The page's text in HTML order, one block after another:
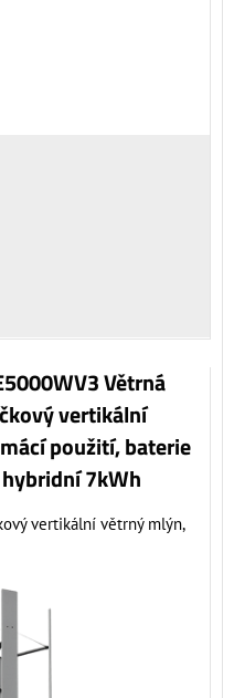
Větrná
vertikální
použití, baterie
7kWh
vertikální větrný mlýn,